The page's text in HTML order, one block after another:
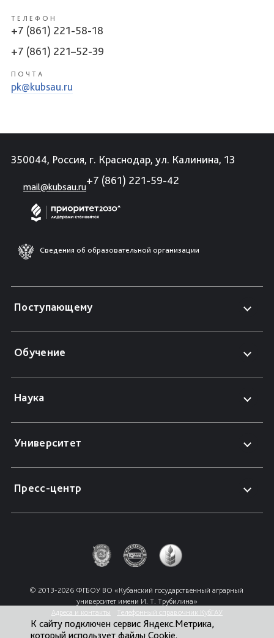
ТЕЛЕФОН
+7 (861) 221-58-18
+7 (861) 221–52-39
ПОЧТА
pk@kubsau.ru
350044, Россия, г. Краснодар, ул. Калинина, 13
mail@kubsau.ru
+7 (861) 221-59-42
Сведения об образовательной организации
Поступающему
Обучение
Наука
Университет
Пресс-центр
© 2013-2026 ФГБОУ ВО «Кубанский государственный аграрный
университет имени И. Т. Трубилина»
Адреса и контакты
Телефонный справочник КубГАУ
К сайту подключен сервис Яндекс.Метрика,
который использует файлы Cookie.